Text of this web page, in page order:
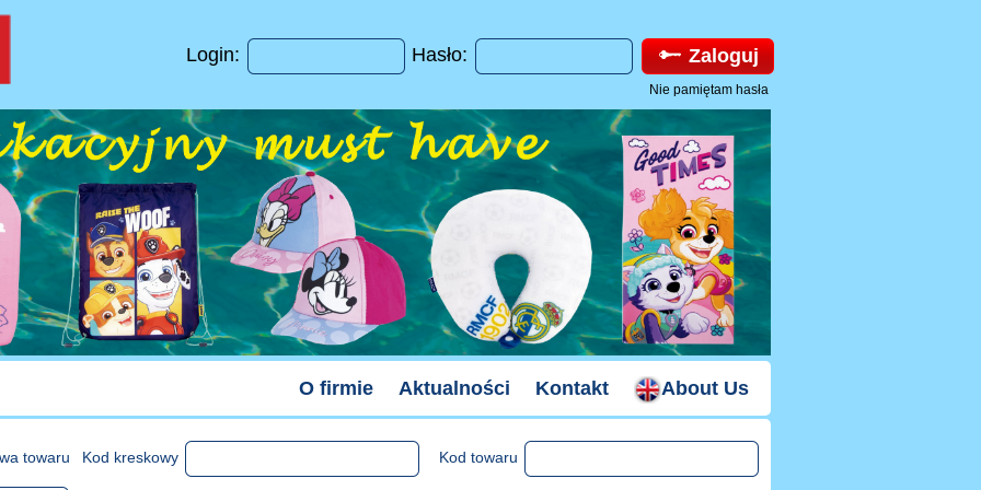
Login: Hasło: Zaloguj
Nie pamiętam hasła
O firmie Aktualności Kontakt About Us
towaru Kod kreskowy Kod towaru